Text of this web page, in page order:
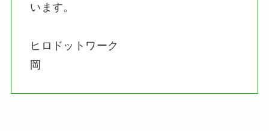
います。
ヒロドットワーク
岡